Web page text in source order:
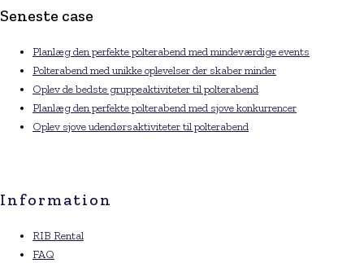
Seneste case
Planlæg den perfekte polterabend med mindeværdige events
Polterabend med unikke oplevelser der skaber minder
Oplev de bedste gruppeaktiviteter til polterabend
Planlæg den perfekte polterabend med sjove konkurrencer
Oplev sjove udendørsaktiviteter til polterabend
Information
RIB Rental
FAQ